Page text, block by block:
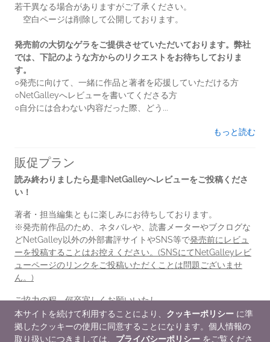
若干異なる場合がありますがご了承ください。
空白ページは削除して公開しております。
発売前の大切なゲラをご提供させていただいております。弊社
では、下記のような方からのリクエストをお待ちしておりま
す。
○発売に向けて、一緒に作品と著者を応援していただける方
○NetGalleyへレビューを書いてくださる方
○自分には合わない内容だった際、どう...
もっと読む
販促プラン
読み終わりましたら是非NetGalleyへレビューをご投稿くださ
い！
著者・担当編集ともに楽しみにお待ちしております。
※発売前作品のため、ネタバレや、読書メーターやブクログな
どNetGalley以外の外部書評サイトやSNS等で発売前にレビュ
ーを投稿することはお控えください。(SNSにてNetGalleyレビ
ューページのリンクをご投稿いただくことは問題ございませ
ん。)
ご協力の程、何卒宜しくお願いいたし...
もっと読む
本サイトを続けて利用することにより、 クッキーポリシー に準
拠したクッキーの使用に同意することになります。個人情報の
取り扱いにつきましては、 プライバシーポリシー をご覧くださ